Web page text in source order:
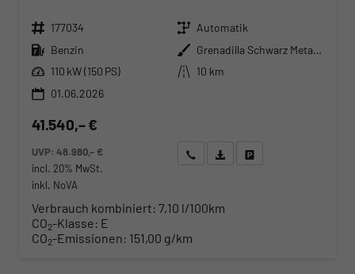
Fahrzeugnr. 177034 Getriebe Automatik
Kraftstoff Benzin Außenfarbe
Grenadilla Schwarz Metallic
Leistung 110 kW (150 PS) Kilometerstand
10 km
01.06.2026
41.540,– €
UVP:48.980,– €
incl. 20% MwSt.
inkl. NoVA
Wir rufen Sie anAngebot drucken (PDF)
Verbrauch kombiniert: 7,10 l/100km
CO2-Klasse: E
CO2-Emissionen: 151,00 g/km